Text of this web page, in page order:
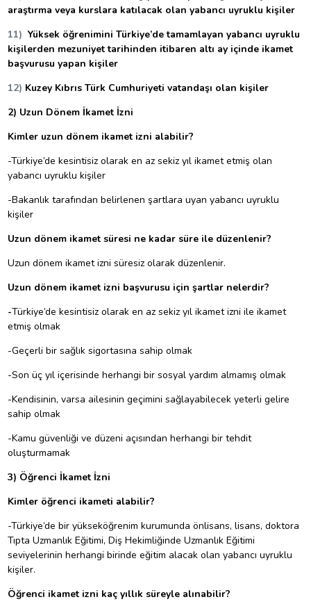
araştırma veya kurslara katılacak olan yabancı uyruklu kişiler
11) Yüksek öğrenimini Türkiye’de tamamlayan yabancı uyruklu
kişilerden mezuniyet tarihinden itibaren altı ay içinde ikamet
başvurusu yapan kişiler
12) Kuzey Kıbrıs Türk Cumhuriyeti vatandaşı olan kişiler
2) Uzun Dönem İkamet İzni
Kimler uzun dönem ikamet izni alabilir?
-Türkiye’de kesintisiz olarak en az sekiz yıl ikamet etmiş olan
yabancı uyruklu kişiler
-Bakanlık tarafından belirlenen şartlara uyan yabancı uyruklu
kişiler
Uzun dönem ikamet süresi ne kadar süre ile düzenlenir?
Uzun dönem ikamet izni süresiz olarak düzenlenir.
Uzun dönem ikamet izni başvurusu için şartlar nelerdir?
-Türkiye’de kesintisiz olarak en az sekiz yıl ikamet izni ile ikamet
etmiş olmak
-Geçerli bir sağlık sigortasına sahip olmak
-Son üç yıl içerisinde herhangi bir sosyal yardım almamış olmak
-Kendisinin, varsa ailesinin geçimini sağlayabilecek yeterli gelire
sahip olmak
-Kamu güvenliği ve düzeni açısından herhangi bir tehdit
oluşturmamak
3) Öğrenci İkamet İzni
Kimler öğrenci ikameti alabilir?
-Türkiye’de bir yükseköğrenim kurumunda önlisans, lisans, doktora
Tıpta Uzmanlık Eğitimi, Diş Hekimliğinde Uzmanlık Eğitimi
seviyelerinin herhangi birinde eğitim alacak olan yabancı uyruklu
kişiler.
Öğrenci ikamet izni kaç yıllık süreyle alınabilir?